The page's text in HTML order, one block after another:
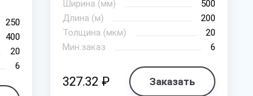
250
400
20
6
Ширина (мм)
500
Длина (м)
200
Толщина (мкм)
20
Мин.заказ
6
327.32 ₽ Заказать